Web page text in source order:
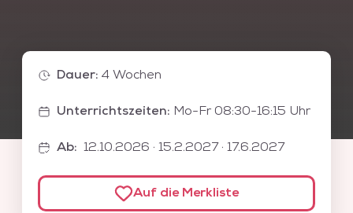
eingesetzt. Mit MySQL wird in dieser IT-
Datenbanken und SQL erlernt.
(Speichern großer, vielfältiger Daten) wird häufig
der wichtigsten und etabliertesten NoSQL-
IT-Weiterbildung wird der Umgang mit MongoDB
als Dokumentenorientierter Datenbank erlernt. Für
Dauer: 4 Wochen
Unterrichtszeiten: Mo-Fr 08:30-16:15 Uhr
Ab: 12.10.2026 · 15.2.2027 · 17.6.2027
Auf die Merkliste